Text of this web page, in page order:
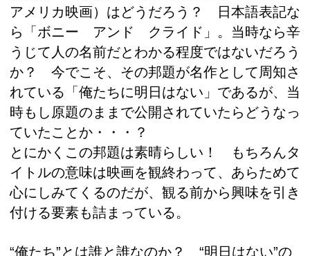
アメリカ映画）はどうだろう？ 日本語表記な
ら「ボニー アンド クライド」。当時なら辛
うじて人の名前だとわかる程度ではないだろう
か？ 今でこそ、その邦題が名作として周知さ
れている「俺たちに明日はない」であるが、当
時もし原題のままで公開されていたらどうなっ
ていたことか・・・？
とにかくこの邦題は素晴らしい！ もちろんタ
イトルの意味は映画を観終わって、あらためて
心にしみてくるのだが、観る前から興味を引き
付ける要素も詰まっている。
“俺たち”とは誰と誰なのか？ “明日はない”の